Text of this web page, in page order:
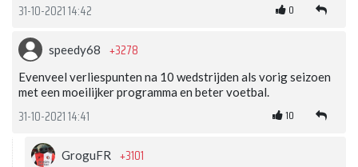
31-10-2021 14:42 0
speedy68 +3278
Evenveel verliespunten na 10 wedstrijden als vorig seizoen
met een moeilijker programma en beter voetbal.
31-10-2021 14:41 10
GroguFR +3101